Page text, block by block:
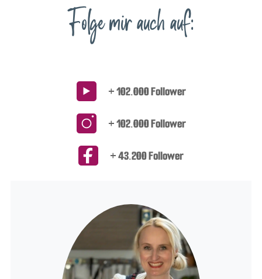
Folge mir auch auf:
+ 102.000 Follower
+ 102.000 Follower
+ 43.200 Follower